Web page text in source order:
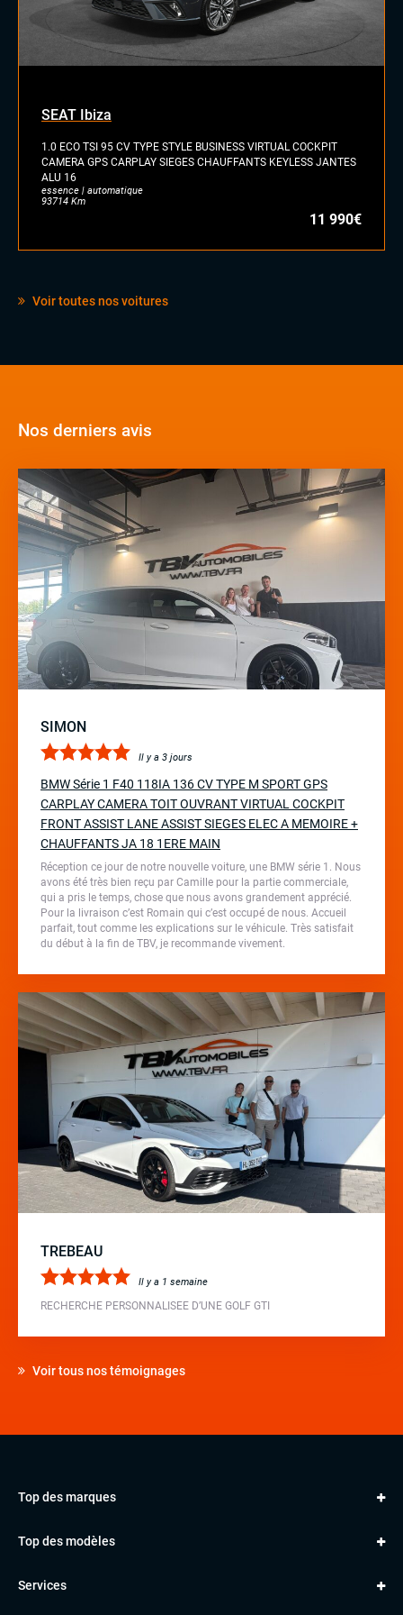
SEAT Ibiza
1.0 ECO TSI 95 CV TYPE STYLE BUSINESS VIRTUAL COCKPIT
CAMERA GPS CARPLAY SIEGES CHAUFFANTS KEYLESS JANTES
ALU 16
essence | automatique
93714 Km
11 990€
Voir toutes nos voitures
Nos derniers avis
SIMON
Il y a 3 jours
BMW Série 1 F40 118IA 136 CV TYPE M SPORT GPS
CARPLAY CAMERA TOIT OUVRANT VIRTUAL COCKPIT
FRONT ASSIST LANE ASSIST SIEGES ELEC A MEMOIRE +
CHAUFFANTS JA 18 1ERE MAIN
Réception ce jour de notre nouvelle voiture, une BMW série 1. Nous
avons été très bien reçu par Camille pour la partie commerciale,
qui a pris le temps, chose que nous avons grandement apprécié.
Pour la livraison c’est Romain qui c’est occupé de nous. Accueil
parfait, tout comme les explications sur le véhicule. Très satisfait
du début à la fin de TBV, je recommande vivement.
TREBEAU
Il y a 1 semaine
RECHERCHE PERSONNALISEE D’UNE GOLF GTI
Voir tous nos témoignages
Top des marques
VOLKSWAGEN
BMW
Top des modèles
Classe A
Services